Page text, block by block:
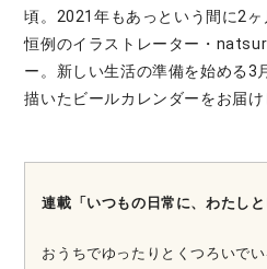
頃。2021年もあっという間に2ヶ
恒例のイラストレーター・
ー。新しい生活の準備を始める3
描いたビールカレンダーをお届け
連載「いつもの日常に、わたしと
おうちでゆったりとくつろいで